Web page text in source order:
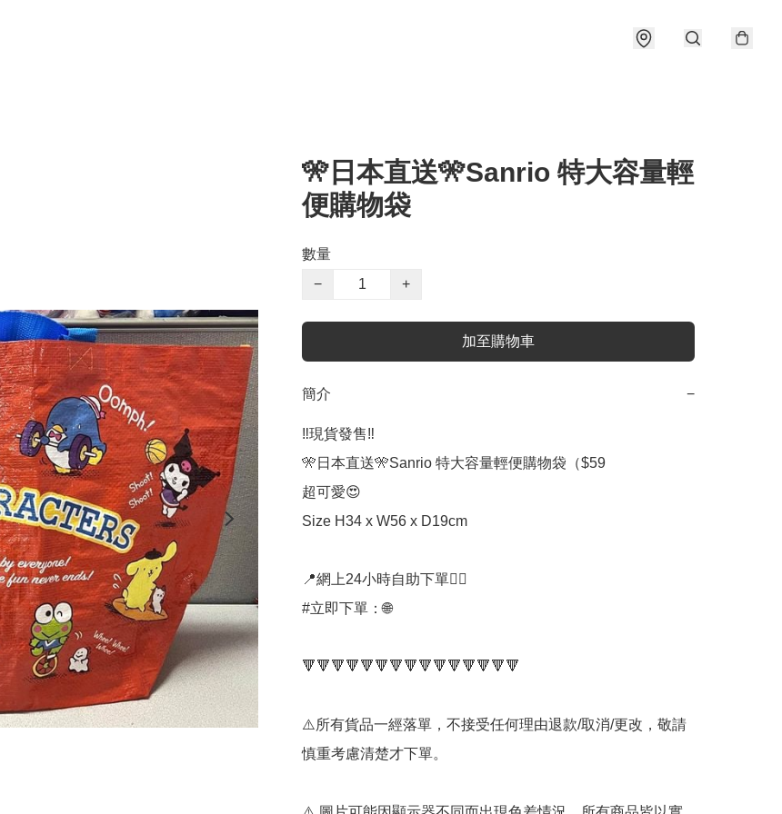
🎌日本直送🎌Sanrio 特大容量輕
便購物袋
數量
−
+
加至購物車
簡介 −
‼️現貨發售‼️
🎌日本直送🎌Sanrio 特大容量輕便購物袋（$59
超可愛😍
Size H34 x W56 x D19cm
📍網上24小時自助下單👍🏻
#立即下單：🌐
🔻🔻🔻🔻🔻🔻🔻🔻🔻🔻🔻🔻🔻🔻🔻
⚠️所有貨品一經落單，不接受任何理由退款/取消/更改，敬請
慎重考慮清楚才下單。